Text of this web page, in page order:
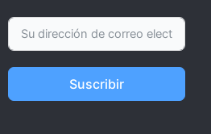
Suscribir